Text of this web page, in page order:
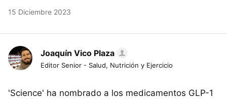
15 Diciembre 2023
Joaquín Vico Plaza
Editor Senior - Salud, Nutrición y Ejercicio
'Science' ha nombrado a los medicamentos GLP-1